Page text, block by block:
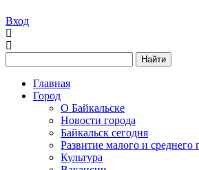
Вход
Найти
Главная
Город
О Байкальске
Новости города
Байкальск сегодня
Развитие малого и
Культура